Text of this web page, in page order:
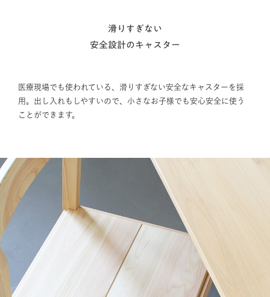
滑りすぎない
安全設計のキャスター
医療現場でも使われている、滑りすぎない安全なキャスターを採
用。出し入れもしやすいので、小さなお子様でも安心安全に使う
ことができます。